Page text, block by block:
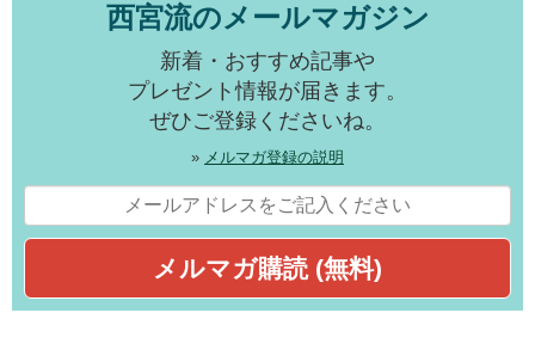
西宮流のメールマガジン
新着・おすすめ記事や
プレゼント情報が届きます。
ぜひご登録くださいね。
» メルマガ登録の説明